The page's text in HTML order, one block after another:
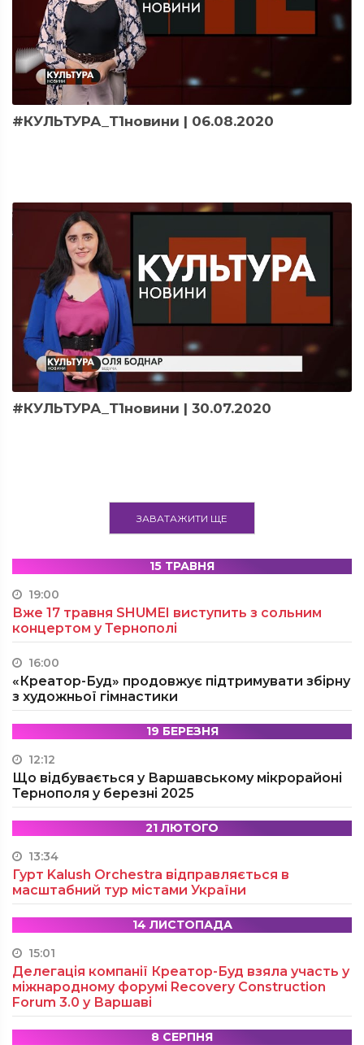
#КУЛЬТУРА_Т1новини | 06.08.2020
#КУЛЬТУРА_Т1новини | 30.07.2020
ЗАВАТАЖИТИ ЩЕ
15 ТРАВНЯ
19:00
Вже 17 травня SHUMEI виступить з сольним
концертом у Тернополі
16:00
«Креатор-Буд» продовжує підтримувати збірну
з художньої гімнастики
19 БЕРЕЗНЯ
12:12
Що відбувається у Варшавському мікрорайоні
Тернополя у березні 2025
21 ЛЮТОГО
13:34
Гурт Kalush Orchestra відправляється в
масштабний тур містами України
14 ЛИСТОПАДА
15:01
Делегація компанії Креатор-Буд взяла участь у
міжнародному форумі Recovery Construction
Forum 3.0 у Варшаві
8 СЕРПНЯ